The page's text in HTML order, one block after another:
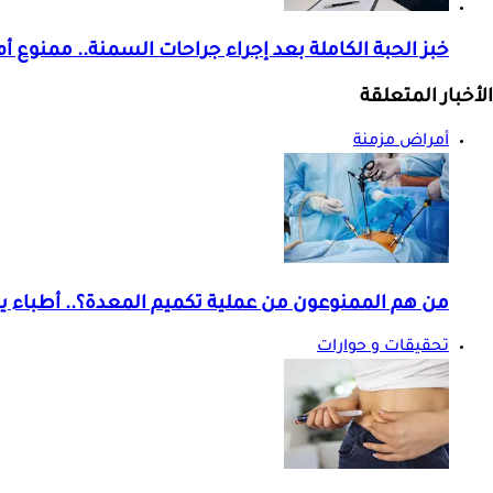
خبز الحبة الكاملة بعد إجراء جراحات السمنة..
الأخبار المتعلقة
أمراض مزمنة
من هم الممنوعون من عملية تكميم المعدة؟..
تحقيقات و حوارات